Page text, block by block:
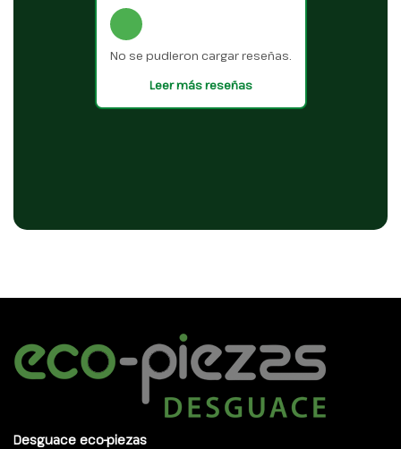
No se pudieron cargar reseñas.
Leer más reseñas
Desguace eco-piezas